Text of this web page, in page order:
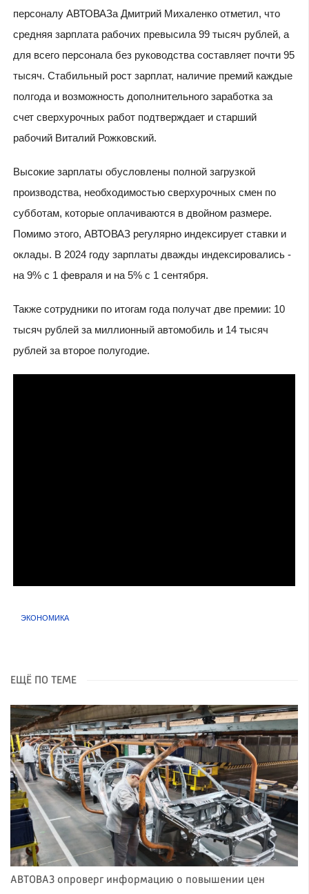
персоналу АВТОВАЗа Дмитрий Михаленко отметил, что
средняя зарплата рабочих превысила 99 тысяч рублей, а
для всего персонала без руководства составляет почти 95
тысяч. Стабильный рост зарплат, наличие премий каждые
полгода и возможность дополнительного заработка за
счет сверхурочных работ подтверждает и старший
рабочий Виталий Рожковский.
Высокие зарплаты обусловлены полной загрузкой
производства, необходимостью сверхурочных смен по
субботам, которые оплачиваются в двойном размере.
Помимо этого, АВТОВАЗ регулярно индексирует ставки и
оклады. В 2024 году зарплаты дважды индексировались -
на 9% с 1 февраля и на 5% с 1 сентября.
Также сотрудники по итогам года получат две премии: 10
тысяч рублей за миллионный автомобиль и 14 тысяч
рублей за второе полугодие.
ЭКОНОМИКА
ЕЩЁ ПО ТЕМЕ
АВТОВАЗ опроверг информацию о повышении цен